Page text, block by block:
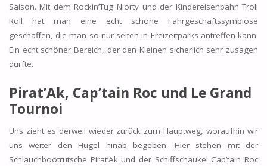
Saison. Mit dem Rockin’Tug Niorty und der Kindereisenbahn Troll
Roll hat man eine echt schöne Fahrgeschäftssymbiose
geschaffen, die man so nur selten in Freizeitparks antreffen kann.
Ein echt schöner Bereich, der den Kleinen sicherlich sehr zusagen
dürfte.
Pirat’Ak, Cap’tain Roc und Le Grand
Tournoi
Uns zieht es derweil wieder zurück zum Hauptweg, woraufhin wir
uns weiter den Hügel hinab begeben. Hier stehen mit der
Schlauchbootrutsche Pirat’Ak und der Schiffschaukel Cap’tain Roc